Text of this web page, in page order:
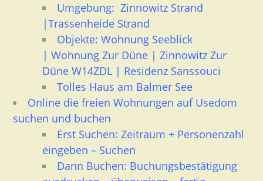
Umgebung: Zinnowitz Strand
|Trassenheide Strand
Objekte: Wohnung Seeblick
|Wohnung Zur Düne |Zinnowitz Zur
Düne W14ZDL | Residenz Sanssouci
Tolles Haus am Balmer See
Online die freien Wohnungen auf Usedom
suchen und buchen
Erst Suchen: Zeitraum + Personenzahl
eingeben – Suchen
Dann Buchen: Buchungsbestätigung